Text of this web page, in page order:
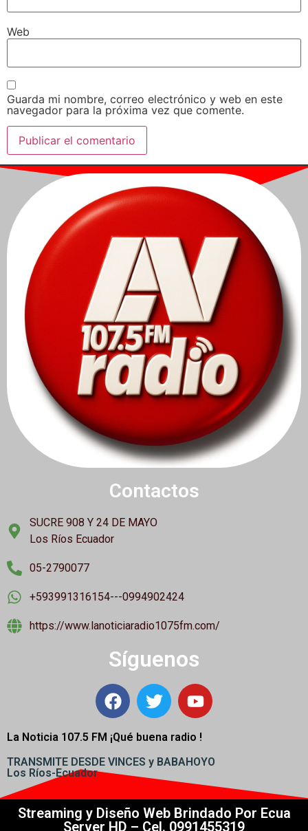
Web
Guarda mi nombre, correo electrónico y web en este
navegador para la próxima vez que comente.
Contactos
SUCRE 908 Y 24 DE MAYO
Los Ríos Ecuador
05-2790077
+593991316154---0994902424
https://www.lanoticiaradio1075fm.com/
Síguenos
La Noticia 107.5 FM ¡Qué buena radio !
TRANSMITE DESDE VINCES y BABAHOYO
Los Ríos-Ecuador
Streaming y Diseño Web Brindado Por Ecua
Server HD – Cel. 0991455319